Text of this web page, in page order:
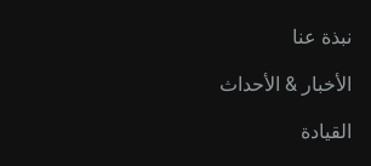
نبذة عنا
الأخبار & الأحداث
القيادة